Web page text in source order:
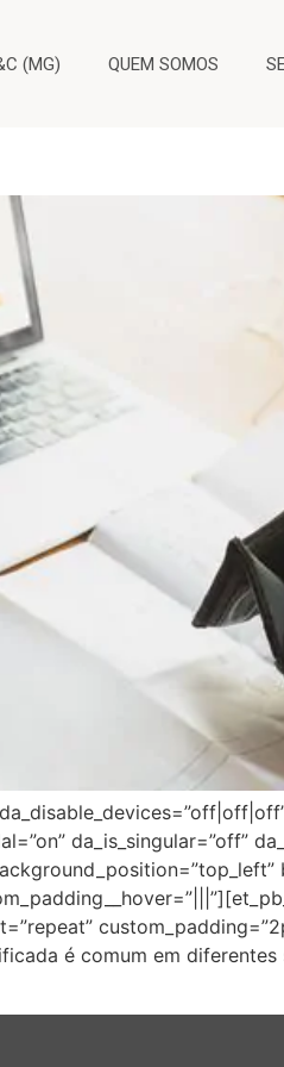
(MG) QUEM SOMOS
da_is_singular=”off”
é comum em